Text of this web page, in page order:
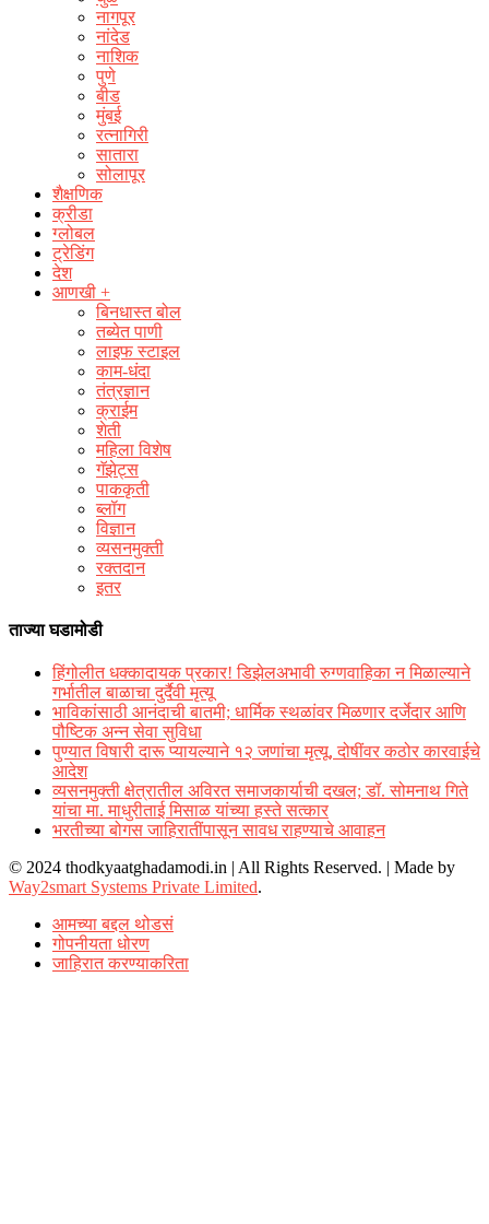
नागपूर
नांदेड
नाशिक
पुणे
बीड
मुंबई
रत्नागिरी
सातारा
सोलापूर
शैक्षणिक
क्रीडा
ग्लोबल
ट्रेडिंग
देश
आणखी +
बिनधास्त बोल
तब्येत पाणी
लाइफ स्टाइल
काम-धंदा
तंत्रज्ञान
क्राईम
शेती
महिला विशेष
गॅझेट्स
पाककृती
ब्लॉग
विज्ञान
व्यसनमुक्ती
रक्‍तदान
इतर
ताज्या घडामोडी
हिंगोलीत धक्कादायक प्रकार! डिझेलअभावी रुग्णवाहिका न मिळाल्याने
गर्भातील बाळाचा दुर्दैवी मृत्यू
भाविकांसाठी आनंदाची बातमी; धार्मिक स्थळांवर मिळणार दर्जेदार आणि
पौष्टिक अन्न सेवा सुविधा
पुण्यात विषारी दारू प्यायल्याने १२ जणांचा मृत्यू, दोषींवर कठोर कारवाईचे
आदेश
व्यसनमुक्ती क्षेत्रातील अविरत समाजकार्याची दखल; डॉ. सोमनाथ गिते
यांचा मा. माधुरीताई मिसाळ यांच्या हस्ते सत्कार
भरतीच्या बोगस जाहिरातींपासून सावध राहण्याचे आवाहन
© 2024 thodkyaatghadamodi.in | All Rights Reserved. | Made by
Way2smart Systems Private Limited.
आमच्या बद्दल थोडसं
गोपनीयता धोरण
जाहिरात करण्याकरिता